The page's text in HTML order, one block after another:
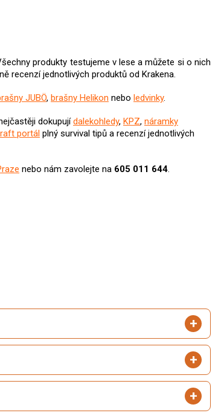
produkty testujeme v lese a můžete si o nich
recenzí jednotlivých produktů od Krakena.
JUBÖ, brašny Helikon nebo ledvinky.
dokupujídalekohledy, KPZ, náramky
portál plný survival tipů a recenzí jednotlivých
nebo nám zavolejte na 605 011 644.